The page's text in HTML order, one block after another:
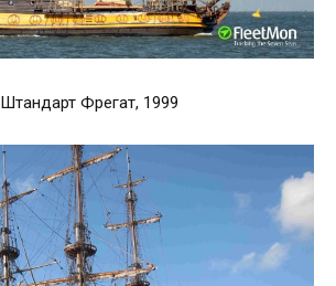
Штандарт Фрегат, 1999